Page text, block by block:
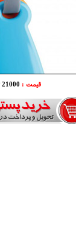
قیمت : 21000 تومان